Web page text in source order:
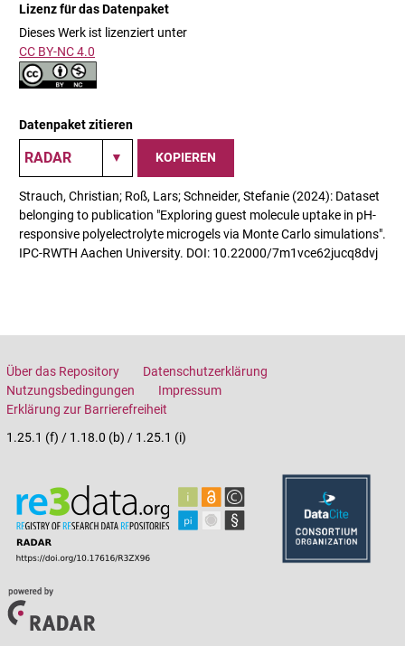
Lizenz für das Datenpaket
Dieses Werk ist lizenziert unter
CC BY-NC 4.0
Datenpaket zitieren
KOPIEREN
Strauch, Christian; Roß, Lars; Schneider, Stefanie (2024): Dataset
belonging to publication "Exploring guest molecule uptake in pH-
responsive polyelectrolyte microgels via Monte Carlo simulations".
IPC-RWTH Aachen University. DOI: 10.22000/7m1vce62jucq8dvj
Über das Repository
Datenschutzerklärung
Nutzungsbedingungen
Impressum
Erklärung zur Barrierefreiheit
1.25.1 (f) / 1.18.0 (b) / 1.25.1 (i)